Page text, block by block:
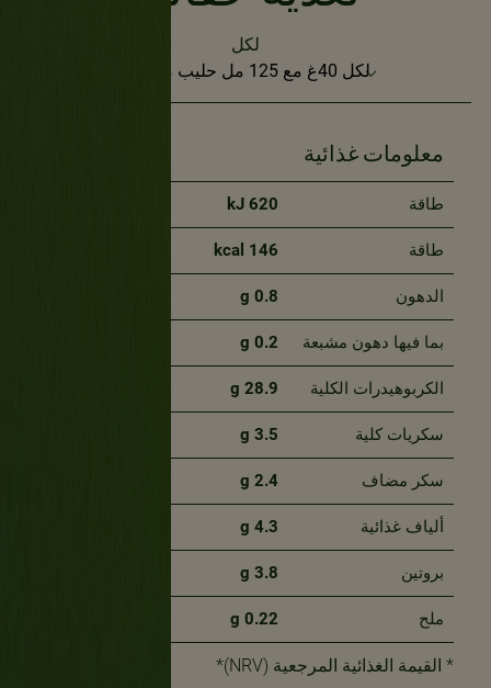
لكل
معلومات غذائية
طاقة 620 kJ
طاقة 146 kcal
الدهون 0.8 g
بما فيها دهون مشبعة 0.2 g
الكربوهيدرات الكلية 28.9 g
سكريات كلية 3.5 g
سكر مضاف 2.4 g
ألياف غذائية 4.3 g
بروتين 3.8 g
ملح 0.22 g
* القيمة الغذائية المرجعية (NRV)*